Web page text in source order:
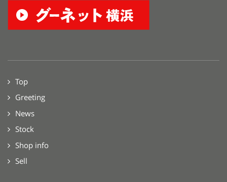
Top
Greeting
News
Stock
Shop info
Sell